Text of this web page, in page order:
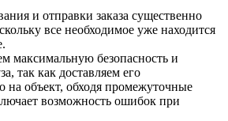
и отправки заказа существенно
все необходимое уже находится
максимальную безопасность и
так как доставляем его
на объект, обходя промежуточные
возможность ошибок при